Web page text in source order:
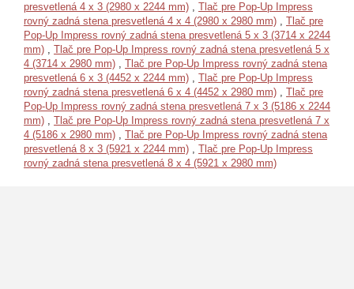
presvetlená 4 x 3 (2980 x 2244 mm) , Tlač pre Pop-Up Impress
rovný zadná stena presvetlená 4 x 4 (2980 x 2980 mm) , Tlač pre
Pop-Up Impress rovný zadná stena presvetlená 5 x 3 (3714 x 2244
mm) , Tlač pre Pop-Up Impress rovný zadná stena presvetlená 5 x
4 (3714 x 2980 mm) , Tlač pre Pop-Up Impress rovný zadná stena
presvetlená 6 x 3 (4452 x 2244 mm) , Tlač pre Pop-Up Impress
rovný zadná stena presvetlená 6 x 4 (4452 x 2980 mm) , Tlač pre
Pop-Up Impress rovný zadná stena presvetlená 7 x 3 (5186 x 2244
mm) , Tlač pre Pop-Up Impress rovný zadná stena presvetlená 7 x
4 (5186 x 2980 mm) , Tlač pre Pop-Up Impress rovný zadná stena
presvetlená 8 x 3 (5921 x 2244 mm) , Tlač pre Pop-Up Impress
rovný zadná stena presvetlená 8 x 4 (5921 x 2980 mm)